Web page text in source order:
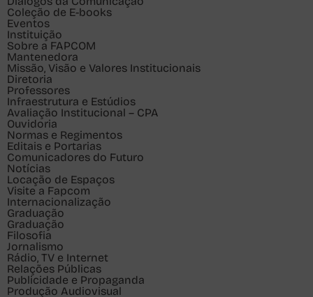
Coleção de E-books
Eventos
Instituição
Sobre a FAPCOM
Mantenedora
Missão, Visão e Valores Institucionais
Diretoria
Professores
Infraestrutura e Estúdios
Avaliação Institucional – CPA
Ouvidoria
Normas e Regimentos
Editais e Portarias
Comunicadores do Futuro
Notícias
Locação de Espaços
Visite a Fapcom
Internacionalização
Graduação
Graduação
Filosofia
Jornalismo
Rádio, TV e Internet
Relações Públicas
Publicidade e Propaganda
Produção Audiovisual